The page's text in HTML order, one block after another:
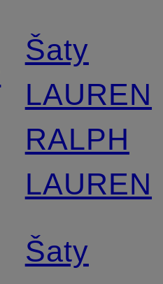
Šaty
LAUREN
RALPH
LAUREN
Šaty